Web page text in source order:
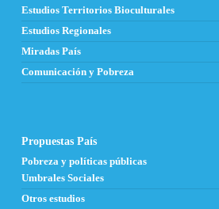
Estudios Territorios Bioculturales
Estudios Regionales
Miradas País
Comunicación y Pobreza
Propuestas País
Pobreza y políticas públicas
Umbrales Sociales
Otros estudios